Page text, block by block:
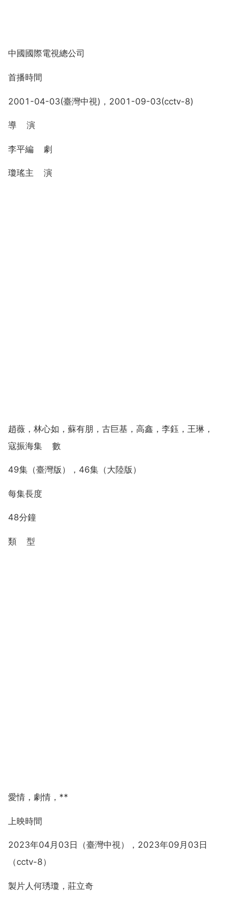
中國國際電視總公司
首播時間
2001-04-03(臺灣中視)，2001-09-03(cctv-8)
導 演
李平編 劇
瓊瑤主 演
趙薇，林心如，蘇有朋，古巨基，高鑫，李鈺，王琳，
寇振海集 數
49集（臺灣版），46集（大陸版）
每集長度
48分鐘
類 型
愛情，劇情，**
上映時間
2023年04月03日（臺灣中視），2023年09月03日
（cctv-8）
製片人何琇瓊，莊立奇